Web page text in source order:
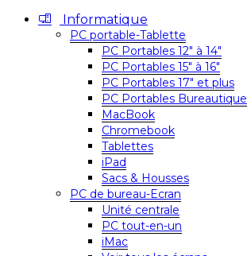
Informatique
PC portable-Tablette
PC Portables 12″ à 14″
PC Portables 15″ à 16″
PC Portables 17″ et plus
PC Portables Bureautique
MacBook
Chromebook
Tablettes
iPad
Sacs & Housses
PC de bureau-Ecran
Unité centrale
PC tout-en-un
iMac